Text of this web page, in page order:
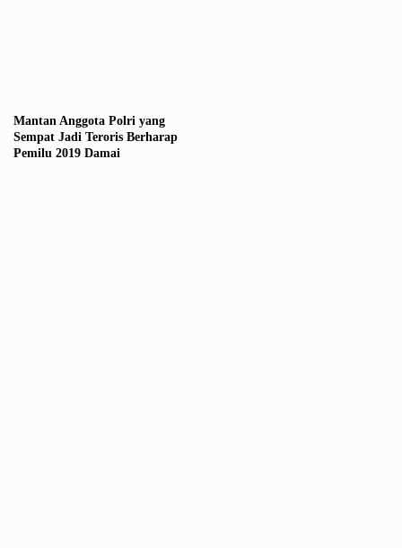
Mantan Anggota Polri yang
Sempat Jadi Teroris Berharap
Pemilu 2019 Damai